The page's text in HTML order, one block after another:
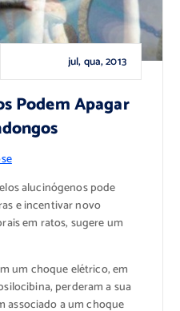
jul, qua, 2013
Podem Apagar
alucinógenos pode
e incentivar novo
em ratos, sugere um
um choque elétrico, em
perderam a sua
associado a um choque